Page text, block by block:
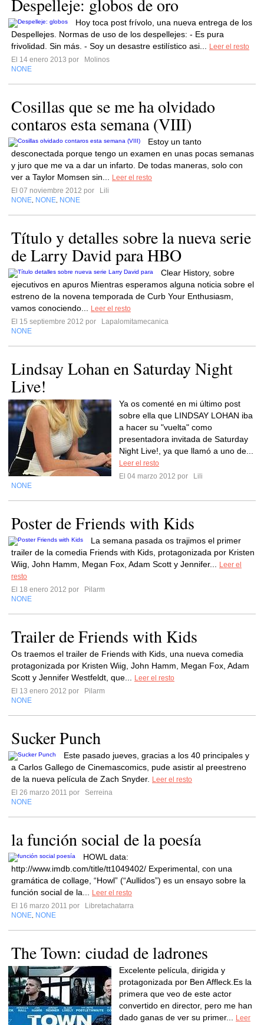
Despelleje: globos de oro
Hoy toca post frívolo, una nueva entrega de los
Despellejes. Normas de uso de los despellejes: - Es pura
frivolidad. Sin más. - Soy un desastre estilístico asi...
Leer el resto
El 14 enero 2013 por
Molinos
NONE
Cosillas que se me ha olvidado
contaros esta semana (VIII)
Estoy un tanto
desconectada porque tengo un examen en unas pocas semanas
y juro que me va a dar un infarto. De todas maneras, solo con
ver a Taylor Momsen sin...
Leer el resto
El 07 noviembre 2012 por
Lili
NONE NONE NONE
Título y detalles sobre la nueva serie
de Larry David para HBO
Clear History, sobre
ejecutivos en apuros Mientras esperamos alguna noticia sobre el
estreno de la novena temporada de Curb Your Enthusiasm,
vamos conociendo...
Leer el resto
El 15 septiembre 2012 por
Lapalomitamecanica
NONE
Lindsay Lohan en Saturday Night
Live!
Ya os comenté en mi último post
sobre ella que LINDSAY LOHAN iba
a hacer su "vuelta" como
presentadora invitada de Saturday
Night Live!, ya que llamó a uno de...
Leer el resto
El 04 marzo 2012 por
Lili
NONE
Poster de Friends with Kids
La semana pasada os trajimos el primer
trailer de la comedia Friends with Kids, protagonizada por Kristen
Wiig, John Hamm, Megan Fox, Adam Scott y Jennifer...
Leer el
resto
El 18 enero 2012 por
Pilarm
NONE
Trailer de Friends with Kids
Os traemos el trailer de Friends with Kids, una nueva comedia
protagonizada por Kristen Wiig, John Hamm, Megan Fox, Adam
Scott y Jennifer Westfeldt, que...
Leer el resto
El 13 enero 2012 por
Pilarm
NONE
Sucker Punch
Este pasado jueves, gracias a los 40 principales y
a Carlos Gallego de Cinemascomics, pude asistir al preestreno
de la nueva película de Zach Snyder.
Leer el resto
El 26 marzo 2011 por
Serreina
NONE
la función social de la poesía
HOWL data:
http://www.imdb.com/title/tt1049402/ Experimental, con una
gramática de collage, “Howl” (“Aullidos”) es un ensayo sobre la
función social de la...
Leer el resto
El 16 marzo 2011 por
Libretachatarra
NONE NONE
The Town: ciudad de ladrones
Excelente película, dirigida y
protagonizada por Ben Affleck.Es la
primera que veo de este actor
convertido en director, pero me han
dado ganas de ver su primer...
Leer